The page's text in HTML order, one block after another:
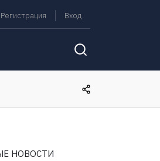
Регистрация Вход
НОВОСТИ